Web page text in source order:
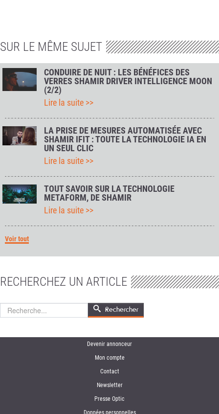
SUR LE MÊME SUJET
CONDUIRE DE NUIT : LES BÉNÉFICES DES
VERRES SHAMIR DRIVER INTELLIGENCE MOON
(2/2)
Lire la suite >>
LA PRISE DE MESURES AUTOMATISÉE AVEC
SHAMIR IFIT : TOUTE LA TECHNOLOGIE IA EN
UN SEUL CLIC
Lire la suite >>
TOUT SAVOIR SUR LA TECHNOLOGIE
METAFORM, DE SHAMIR
Lire la suite >>
Voir tout
RECHERCHEZ UN ARTICLE
Rechercher Rechercher
Devenir annonceur
Mon compte
Contact
Newsletter
Presse Optic
Données personnelles